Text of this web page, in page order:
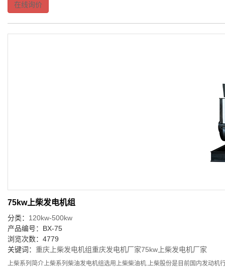
在线询价
75kw上柴发电机组
分类： 120kw-500kw
产品编号：BX-75
浏览次数：4779
关键词： 重庆上柴发电机组重庆发电机厂家75kw上柴发电机厂家
上柴系列简介上柴系列柴油发电机组选用上柴柴油机.上柴股份是目前国内发动